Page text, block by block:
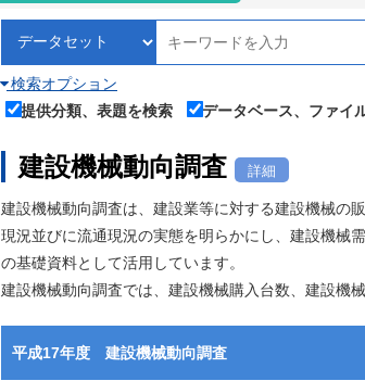
検索オプション
提供分類、表題を検索
データベース、ファイ
建設機械動向調査 詳細
建設機械動向調査は、建設業等に対する建設機械の
現況並びに流通現況の実態を明らかにし、建設機械
の基礎資料として活用しています。
建設機械動向調査では、建設機械購入台数、建設機
平成17年度 建設機械動向調査